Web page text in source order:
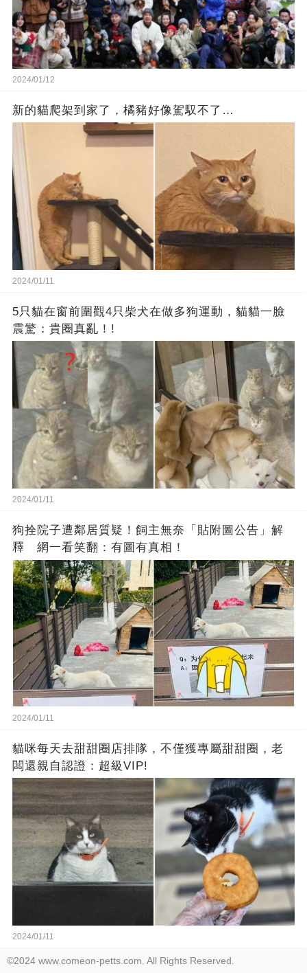
2024/01/12
新的貓爬架到家了，橘豬好像駕馭不了…
2024/01/11
5只貓在窗前圍觀4只柴犬在做多狗運動，貓貓一臉
震驚：貴圈真亂！!
2024/01/11
狗拴院子遭鄰居質疑！飼主無奈「貼附圖公告」解
釋 網一看笑翻：有圖有真相！
2024/01/11
貓咪每天去甜甜圈店排隊，不僅獲專屬甜甜圈，老
闆還親自認證：超級VIP!
2024/01/11
©2024 www.comeon-petts.com. All Rights Reserved.